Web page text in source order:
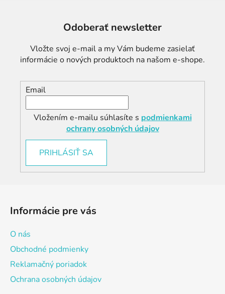
Odoberať newsletter
Vložte svoj e-mail a my Vám budeme zasielať
informácie o nových produktoch na našom e-shope.
Email
Vložením e-mailu súhlasíte s podmienkami
ochrany osobných údajov
PRIHLÁSIŤ SA
Informácie pre vás
O nás
Obchodné podmienky
Reklamačný poriadok
Ochrana osobných údajov